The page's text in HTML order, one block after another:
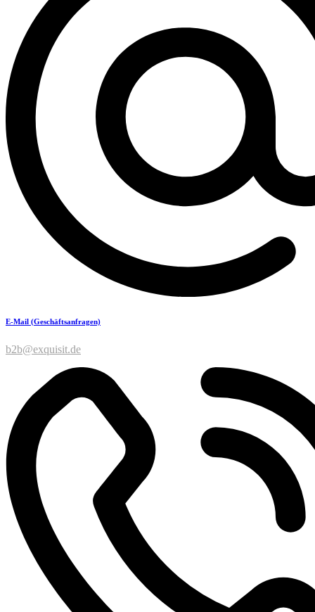
E-Mail (Geschäftsanfragen)
b2b@exquisit.de